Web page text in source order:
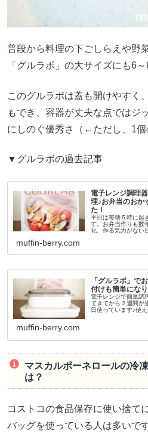
普段から料理の下ごしらえや野
「グルラボ」の大サイズにも6
このグルラボは蓋も開けやすく
もでき、容器が丈夫な点ではジ
にしのぐ優秀さ（←ただし、1個
▼グルラボの過去記事
電子レンジ調理
理♪お弁当のおか
た！
平日は毎朝５時に起
す。お弁当作りも数
化、作る気力がない
muffin-berry.com
「グルラボ」で
付けも簡単にな
電子レンジで簡単調
てきてから２週間が
日使っています♪使
muffin-berry.com
マスカルポーネロールの冷
は？
コストコの食品保存に使い捨て
バッグを使っている人は多いで